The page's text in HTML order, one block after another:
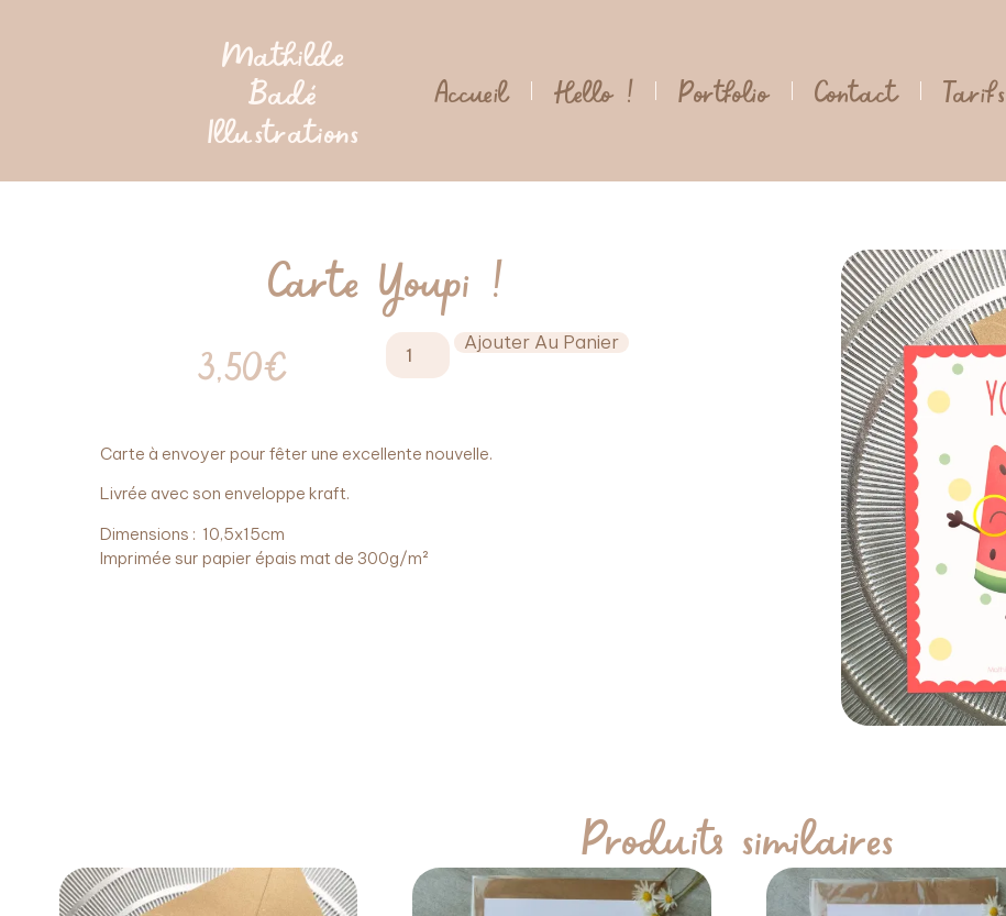
Mathilde
Badé
Illustrations
Accueil Hello ! Portfolio Contact Tarifs
Carte Youpi !
3,50€
Ajouter Au Panier
Carte à envoyer pour fêter une excellente nouvelle.
Livrée avec son enveloppe kraft.
Dimensions : 10,5x15cm
Imprimée sur papier épais mat de 300g/m²
Produits similaires